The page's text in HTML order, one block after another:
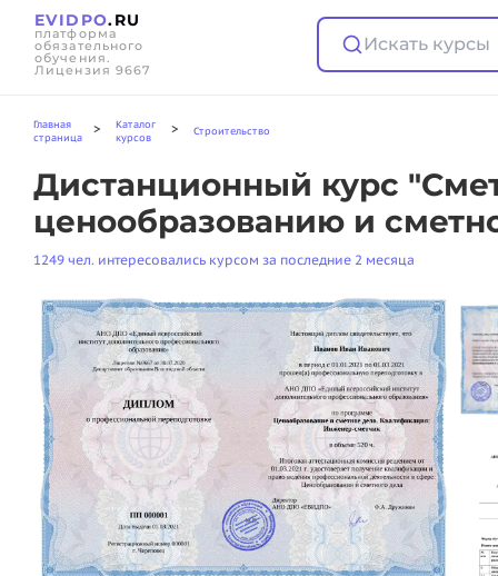
EVIDPO.RU
платформа
обязательного
обучения.
Лицензия 9667
Искать курсы
Главная
страница
>
Каталог
курсов
> Строительство
Дистанционный курс
ценообразованию и
1249 чел. интересовались курсом за последние 2 месяца